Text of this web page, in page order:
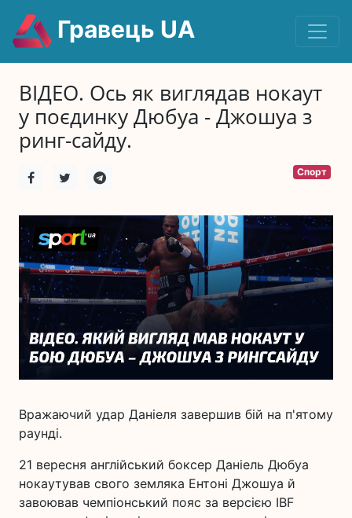
Гравець UA
ВІДЕО. Ось як виглядав нокаут
у поєдинку Дюбуа - Джошуа з
ринг-сайду.
Спорт
Вражаючий удар Даніеля завершив бій на п'ятому
раунді.
21 вересня англійський боксер Даніель Дюбуа
нокаутував свого земляка Ентоні Джошуа й
завоював чемпіонський пояс за версією IBF